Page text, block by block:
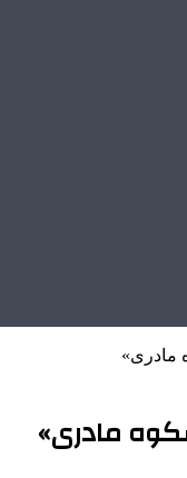
مادری»
مادری»